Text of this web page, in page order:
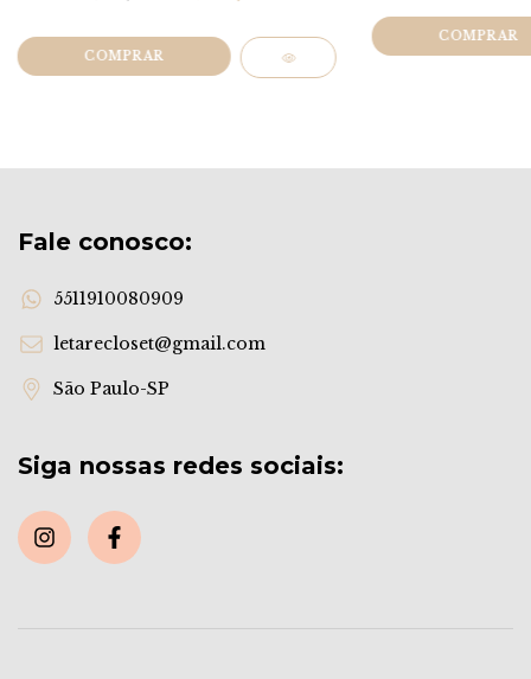
COMPRAR
COMPRAR
Fale conosco:
5511910080909
letarecloset@gmail.com
São Paulo-SP
Siga nossas redes sociais: